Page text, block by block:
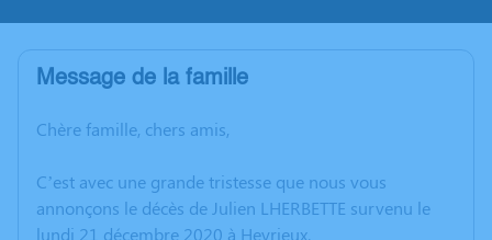
Message de la famille
Chère famille, chers amis,
C’est avec une grande tristesse que nous vous
annonçons le décès de Julien LHERBETTE survenu le
lundi 21 décembre 2020 à Heyrieux.